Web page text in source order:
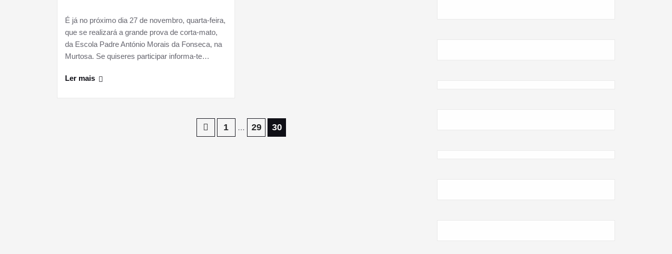
É já no próximo dia 27 de novembro, quarta-feira,
que se realizará a grande prova de corta-mato,
da Escola Padre António Morais da Fonseca, na
Murtosa. Se quiseres participar informa-te…
Ler mais
1 … 29 30